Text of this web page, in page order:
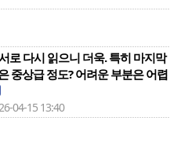
로 다시 읽으니 더욱. 특히 마지막
중상급 정도? 어려운 부분은 어렵
04-15 13:40